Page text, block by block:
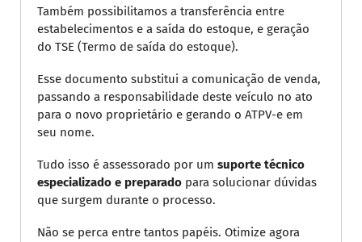
Também possibilitamos a transferência entre
estabelecimentos e a saída do estoque, e geração
do TSE (Termo de saída do estoque).
Esse documento substitui a comunicação de venda,
passando a responsabilidade deste veículo no ato
para o novo proprietário e gerando o ATPV-e em
seu nome.
Tudo isso é assessorado por um suporte técnico
especializado e preparado para solucionar dúvidas
que surgem durante o processo.
Não se perca entre tantos papéis. Otimize agora